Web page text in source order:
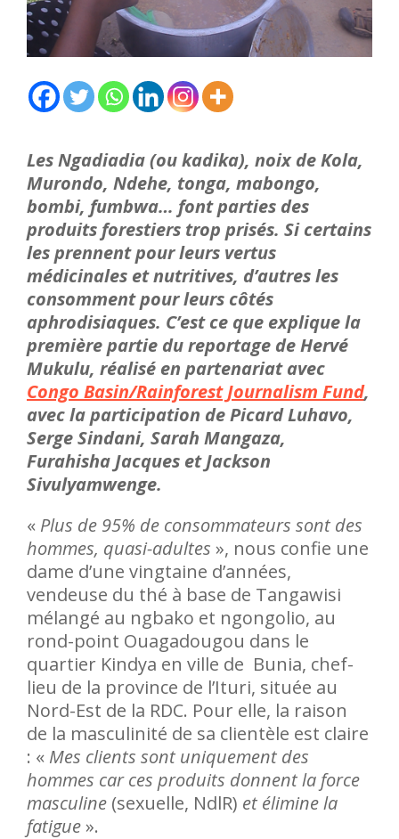
Les Ngadiadia (ou kadika), noix de Kola,
Murondo, Ndehe, tonga, mabongo,
bombi, fumbwa… font parties des
produits forestiers trop prisés. Si certains
les prennent pour leurs vertus
médicinales et nutritives, d’autres les
consomment pour leurs côtés
aphrodisiaques. C’est ce que explique la
première partie du reportage de Hervé
Mukulu, réalisé en partenariat avec
Congo Basin/Rainforest Journalism Fund,
avec la participation de Picard Luhavo,
Serge Sindani, Sarah Mangaza,
Furahisha Jacques et Jackson
Sivulyamwenge.
« Plus de 95% de consommateurs sont des
hommes, quasi-adultes », nous confie une
dame d’une vingtaine d’années,
vendeuse du thé à base de Tangawisi
mélangé au ngbako et ngongolio, au
rond-point Ouagadougou dans le
quartier Kindya en ville de Bunia, chef-
lieu de la province de l’Ituri, située au
Nord-Est de la RDC. Pour elle, la raison
de la masculinité de sa clientèle est claire
: « Mes clients sont uniquement des
hommes car ces produits donnent la force
masculine (sexuelle, NdlR) et élimine la
fatigue».